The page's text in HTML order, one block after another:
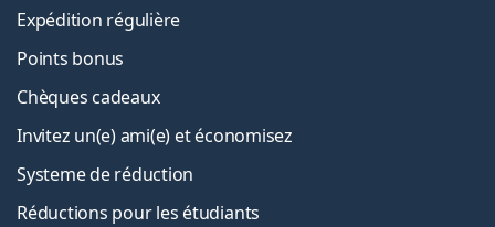
Expédition régulière
Points bonus
Chèques cadeaux
Invitez un(e) ami(e) et économisez
Systeme de réduction
Réductions pour les étudiants